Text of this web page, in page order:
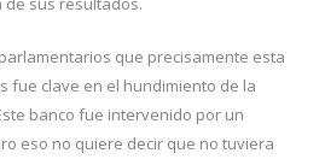
que precisamente esta
fue clave en el hundimiento de la
banco fue intervenido por un
eso no quiere decir que no tuviera